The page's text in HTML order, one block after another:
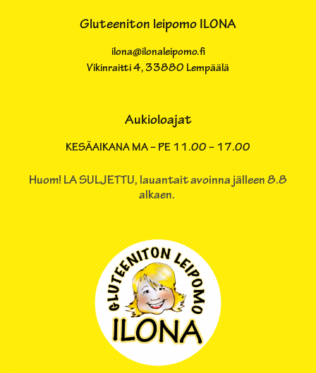
Gluteeniton leipomo ILONA
ilona@ilonaleipomo.fi
Vikinraitti 4​, 33880 Lempäälä
Aukioloajat
KESÄAIKANA MA – PE11.00 – 17.00
Huom! LA SULJETTU, lauantait avoinna jälleen 8.8
alkaen.